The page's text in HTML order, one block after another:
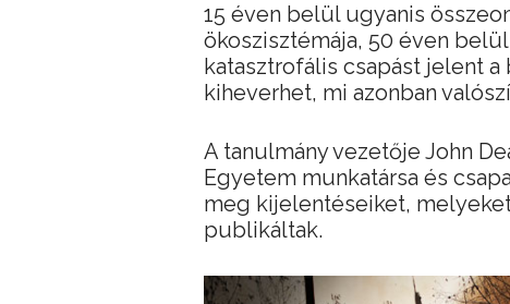
15 éven belül ugyanis
ökoszisztémája, 50 éven
katasztrofális csapást jelent
kiheverhet, mi azonban
A tanulmány vezetője John
Egyetem munkatársa és
meg kijelentéseiket,
publikáltak.